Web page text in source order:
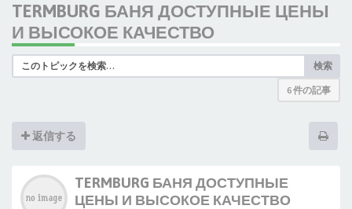
TERMBURG БАНЯ ДОСТУПНЫЕ ЦЕНЫ
И ВЫСОКОЕ КАЧЕСТВО
検索
6 件の記事
返信する
TERMBURG БАНЯ ДОСТУПНЫЕ
ЦЕНЫ И ВЫСОКОЕ КАЧЕСТВО